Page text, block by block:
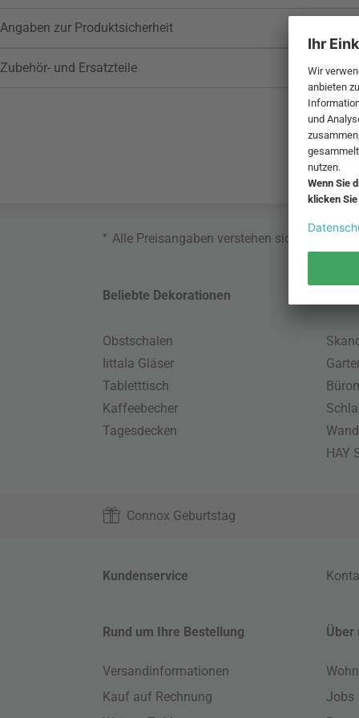
Angaben zur Produktsicherheit
Zubehör- und Ersatzteile
* Alle Preisangaben verstehen sich
Beliebte Dekorationen
Obstschalen
Iittala Gläser
Tabletttisch
Kaffeebecher
Tagesdecken
HAY
Connox Geburtstag
Kundenservice
Rund um Ihre Bestellung
Versandinformationen
Kauf auf Rechnung
Über
Jobs